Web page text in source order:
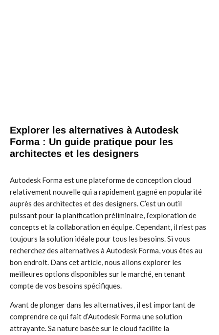
Explorer les alternatives à Autodesk
Forma : Un guide pratique pour les
architectes et les designers
Autodesk Forma est une plateforme de conception cloud
relativement nouvelle qui a rapidement gagné en popularité
auprès des architectes et des designers. C’est un outil
puissant pour la planification préliminaire, l’exploration de
concepts et la collaboration en équipe. Cependant, il n’est pas
toujours la solution idéale pour tous les besoins. Si vous
recherchez des alternatives à Autodesk Forma, vous êtes au
bon endroit. Dans cet article, nous allons explorer les
meilleures options disponibles sur le marché, en tenant
compte de vos besoins spécifiques.
Avant de plonger dans les alternatives, il est important de
comprendre ce qui fait d’Autodesk Forma une solution
attrayante. Sa nature basée sur le cloud facilite la